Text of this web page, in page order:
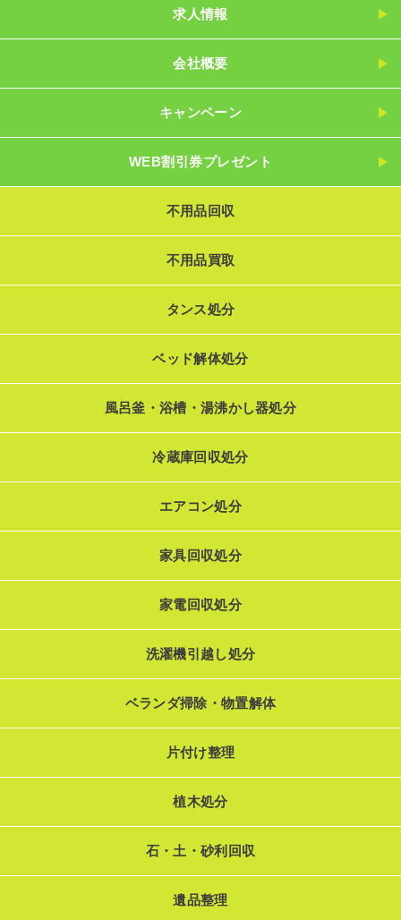
求人情報
会社概要
キャンペーン
WEB割引券プレゼント
不用品回収
不用品買取
タンス処分
ベッド解体処分
風呂釜・浴槽・湯沸かし器処分
冷蔵庫回収処分
エアコン処分
家具回収処分
家電回収処分
洗濯機引越し処分
ベランダ掃除・物置解体
片付け整理
植木処分
石・土・砂利回収
遺品整理